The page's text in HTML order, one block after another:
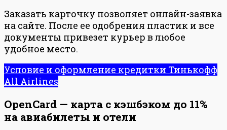
Заказать карточку позволяет онлайн-заявка
на сайте. После ее одобрения пластик и все
документы привезет курьер в любое
удобное место.
Условие и оформление кредитки Тинькофф
All Airlines
OpenCard — карта с кэшбэком до 11%
на авиабилеты и отели